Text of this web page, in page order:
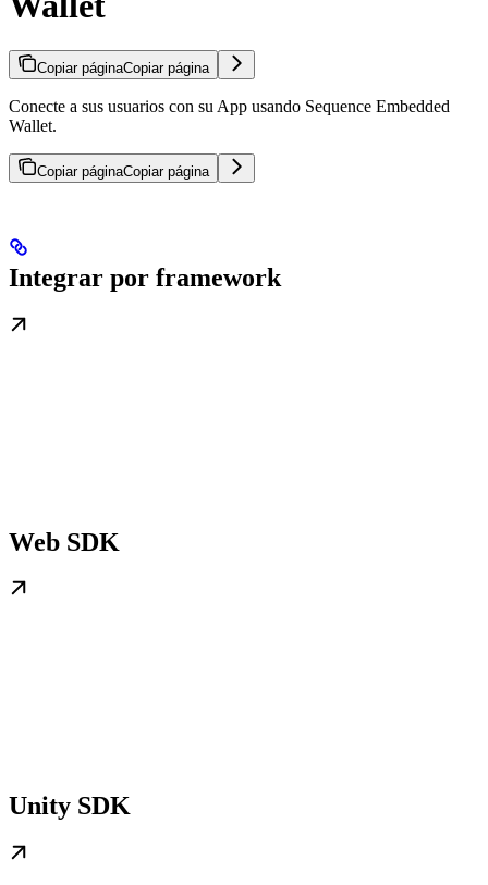
Copiar páginaCopiar página
Conecte a sus usuarios con su App usando Sequence Embedded
Wallet.
Copiar páginaCopiar página
Integrar por framework
Web SDK
Unity SDK